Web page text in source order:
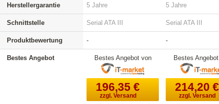
Herstellergarantie 5 Jahre 5 Jahre
Schnittstelle Serial ATA III Serial ATA III
Produktbewertung - -
Bestes Angebot Bestes Angebot von
196,35 €
zzgl. Versand
Bestes
214,20 €
zzgl. Versand